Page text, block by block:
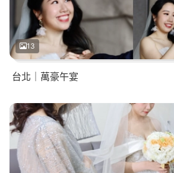
13
台北｜萬豪午宴